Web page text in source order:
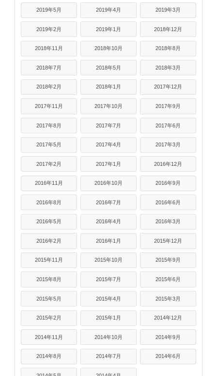
2019年5月 2019年4月 2019年3月
2019年2月 2019年1月 2018年12月
2018年11月 2018年10月 2018年8月
2018年7月 2018年5月 2018年3月
2018年2月 2018年1月 2017年12月
2017年11月 2017年10月 2017年9月
2017年8月 2017年7月 2017年6月
2017年5月 2017年4月 2017年3月
2017年2月 2017年1月 2016年12月
2016年11月 2016年10月 2016年9月
2016年8月 2016年7月 2016年6月
2016年5月 2016年4月 2016年3月
2016年2月 2016年1月 2015年12月
2015年11月 2015年10月 2015年9月
2015年8月 2015年7月 2015年6月
2015年5月 2015年4月 2015年3月
2015年2月 2015年1月 2014年12月
2014年11月 2014年10月 2014年9月
2014年8月 2014年7月 2014年6月